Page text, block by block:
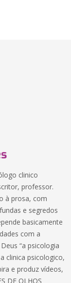
clinico
professor.
à prosa, com
e segredos
basicamente
com a
“a psicologia
clinica psicologico,
e produz vídeos,
DE OLHOS